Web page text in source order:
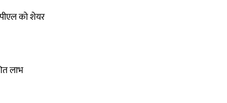
को शेयर
लाभ